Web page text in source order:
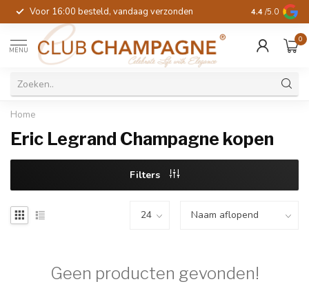
Voor 16:00 besteld, vandaag verzonden 4.4 /5.0
MENU
0
Home
Eric Legrand Champagne kopen
Filters
Geen producten gevonden!